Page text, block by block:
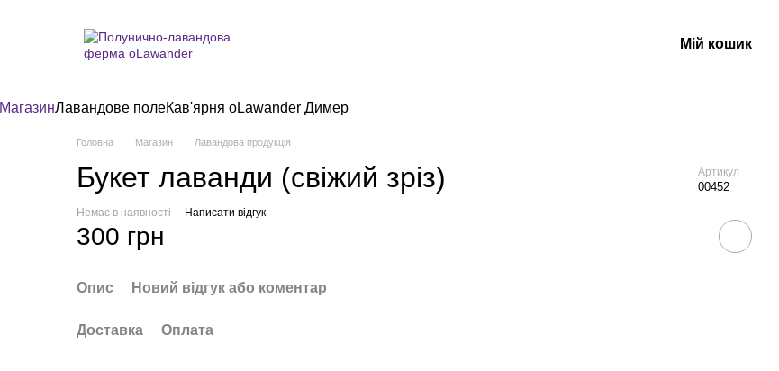
Мій кошик
МагазинЛавандове полеКав'ярня oLawander Димер
Головна Магазин Лавандова продукція
Букет лаванди (свіжий зріз) Артикул
00452
Немає в наявності Написати відгук
300 грн
Опис Новий відгук або коментар
Доставка Оплата